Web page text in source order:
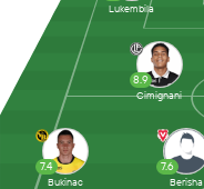
7.4
Bukinac
8.9
Cimignani
7.6
Berisha
Lukembila